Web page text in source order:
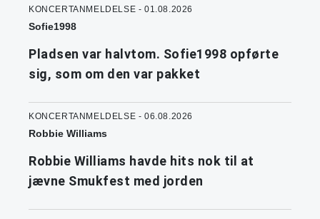
KONCERTANMELDELSE - 01.08.2026
Sofie1998
Pladsen var halvtom. Sofie1998 opførte
sig, som om den var pakket
KONCERTANMELDELSE - 06.08.2026
Robbie Williams
Robbie Williams havde hits nok til at
jævne Smukfest med jorden